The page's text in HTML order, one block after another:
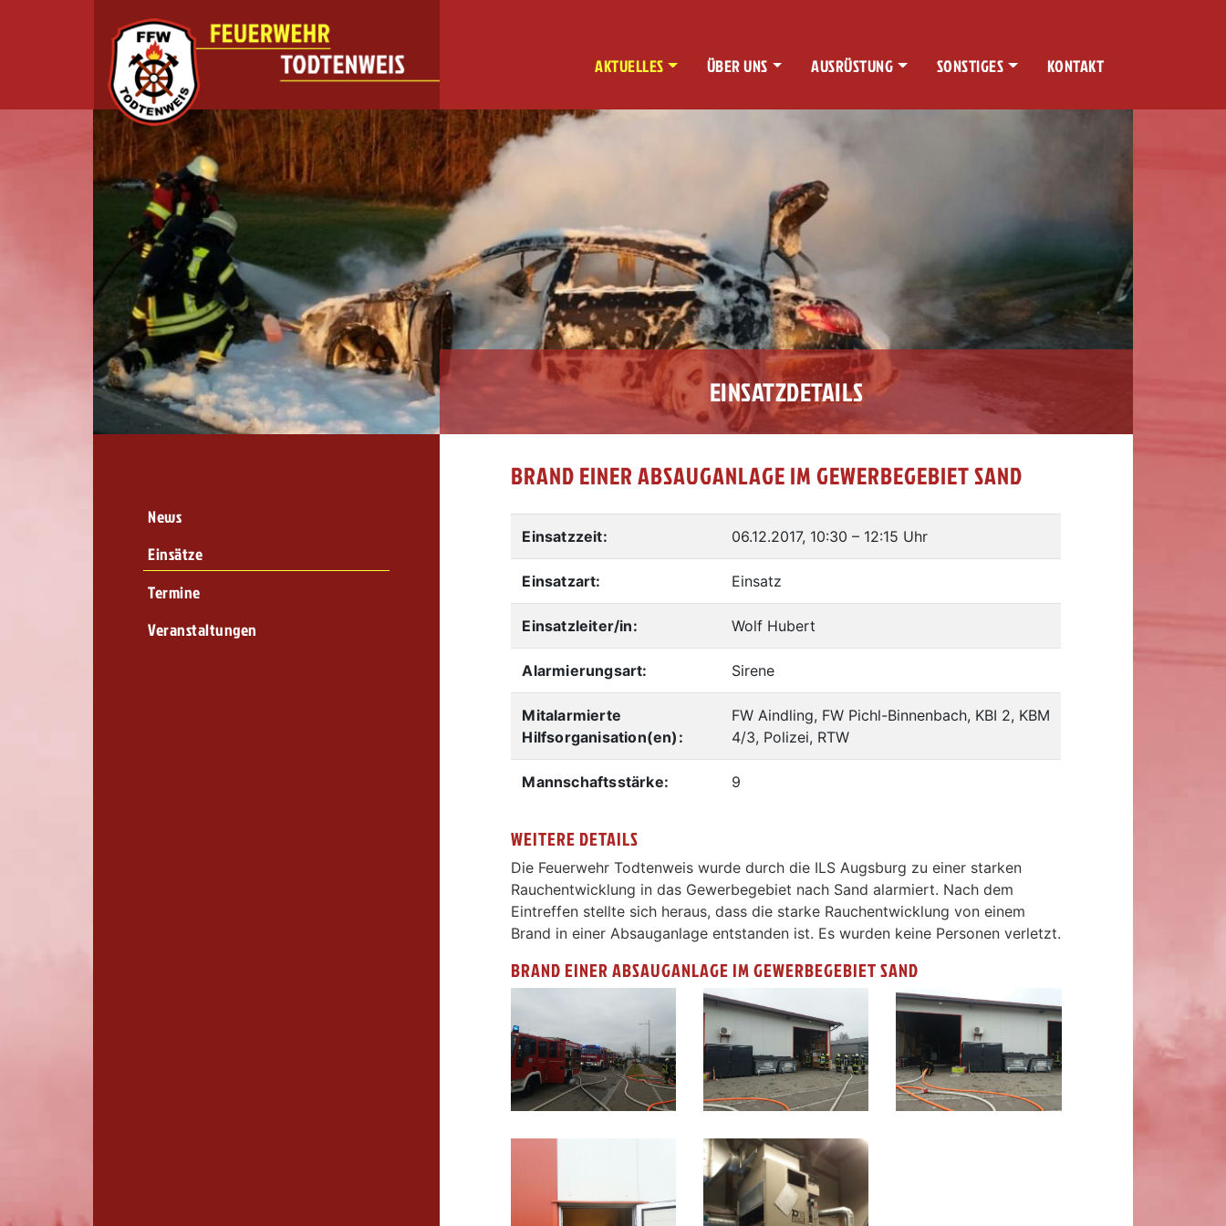
AKTUELLES ÜBER UNS AUSRÜSTUNG SONSTIGES KONTAKT
EINSATZDETAILS
BRAND EINER ABSAUGANLAGE IM GEWERBEGEBIET SAND
Einsatzzeit: 06.12.2017, 10:30 – 12:15 Uhr
Einsatzart: Einsatz
Einsatzleiter/in: Wolf Hubert
Alarmierungsart: Sirene
Mitalarmierte
Hilfsorganisation(en):
FW Aindling, FW Pichl-Binnenbach, KBI 2, KBM
4/3, Polizei, RTW
Mannschaftsstärke: 9
WEITERE DETAILS
Die Feuerwehr Todtenweis wurde durch die ILS Augsburg zu einer starken
Rauchentwicklung in das Gewerbegebiet nach Sand alarmiert. Nach dem
Eintreffen stellte sich heraus, dass die starke Rauchentwicklung von einem
Brand in einer Absauganlage entstanden ist. Es wurden keine Personen verletzt.
BRAND EINER ABSAUGANLAGE IM GEWERBEGEBIET SAND
News
Einsätze
Termine
Veranstaltungen